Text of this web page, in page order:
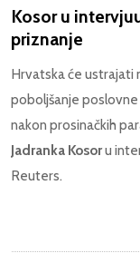
Kosor u
priznanje
Hrvatska će ustrajati
poboljšanje
nakon prosinačkih
Jadranka Kosoru
Reuters.